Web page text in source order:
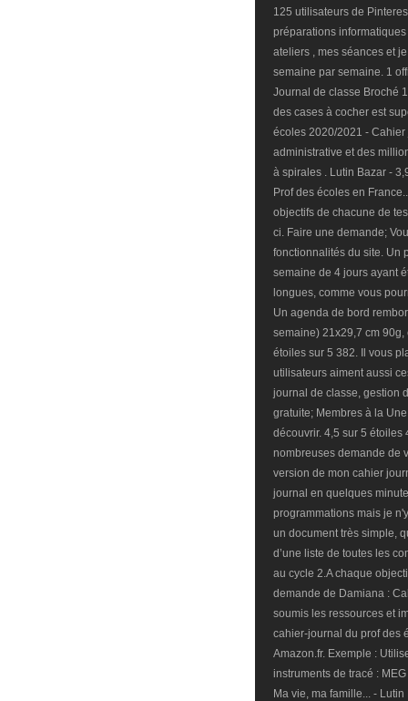
125 utilisateurs de
préparations
ateliers , mes séances et
semaine par semaine. 1
Journal de classe Broché
des cases à cocher est
écoles 2020/2021 -
administrative et des
à spirales . Lutin Bazar -
Prof des écoles en
objectifs de chacune de
ci. Faire une demande;
fonctionnalités du site. Un
semaine de 4 jours ayant
longues, comme vous
Un agenda de bord
semaine) 21x29,7 cm
étoiles sur 5 382. Il vous
utilisateurs aiment aussi
journal de classe, gestion
gratuite; Membres à la
découvrir. 4,5 sur 5 étoiles
nombreuses demande de
version de mon cahier
journal en quelques
programmations mais je
un document très simple,
d’une liste de toutes les
au cycle 2.A chaque
demande de Damiana :
soumis les ressources et
cahier-journal du prof des
Amazon.fr. Exemple :
instruments de tracé :
Ma vie, ma famille... -